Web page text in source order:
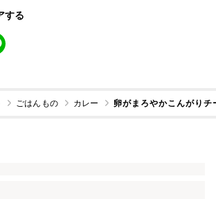
する
ごはんもの カレー 卵がまろやかこんがり